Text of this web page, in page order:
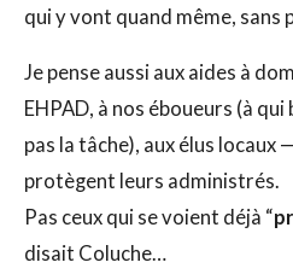
qui y vont quand même, sans
Je pense aussi aux aides à
EHPAD, à nos éboueurs (à
pas la tâche), aux élus locaux
protègent leurs administrés.
Pas ceux qui se voient déjà “
disait Coluche…